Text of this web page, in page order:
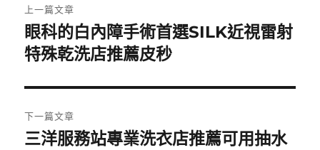
章
導
覽
上一篇文章
上
一
文
章:
眼科的白內障手術首選SILK近視雷射
特殊乾洗店推薦皮秒
下一篇文章
下
三洋服務站專業洗衣店推薦可用抽水